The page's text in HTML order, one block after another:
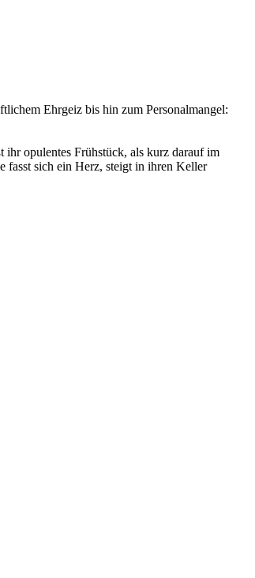
Ehrgeiz bis hin zum Personalmangel:
opulentes Frühstück, als kurz darauf im
fasst sich ein Herz, steigt in ihren Keller